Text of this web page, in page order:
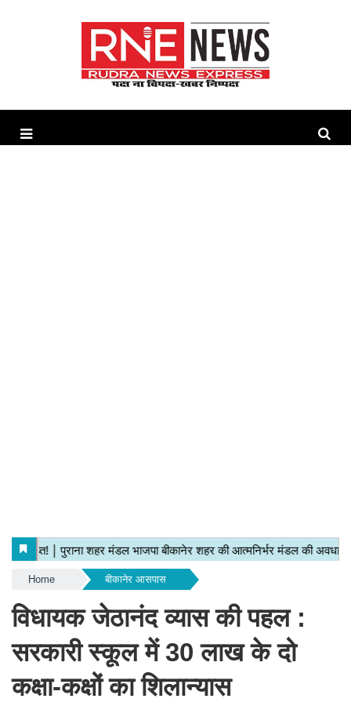
Home बीकानेर आसपास
विधायक जेठानंद व्यास की पहल :
सरकारी स्कूल में 30 लाख के दो
कक्षा-कक्षों का शिलान्यास